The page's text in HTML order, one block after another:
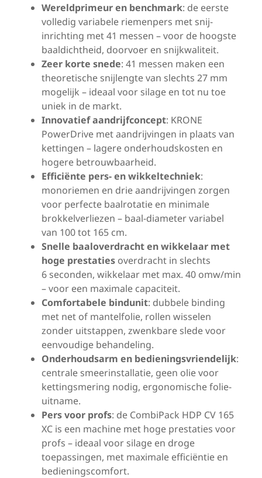
Wereldprimeur en benchmark: de eerste
volledig variabele riemenpers met snij-
inrichting met 41 messen – voor de hoogste
baaldichtheid, doorvoer en snijkwaliteit.
Zeer korte snede: 41 messen maken een
theoretische snijlengte van slechts 27 mm
mogelijk – ideaal voor silage en tot nu toe
uniek in de markt.
Innovatief aandrijfconcept: KRONE
PowerDrive met aandrijvingen in plaats van
kettingen – lagere onderhoudskosten en
hogere betrouwbaarheid.
Efficiënte pers- en wikkeltechniek:
monoriemen en drie aandrijvingen zorgen
voor perfecte baalrotatie en minimale
brokkelverliezen – baal-diameter variabel
van 100 tot 165 cm.
Snelle baaloverdracht en wikkelaar met
hoge prestaties overdracht in slechts
6 seconden, wikkelaar met max. 40 omw/min
– voor een maximale capaciteit.
Comfortabele bindunit: dubbele binding
met net of mantelfolie, rollen wisselen
zonder uitstappen, zwenkbare slede voor
eenvoudige behandeling.
Onderhoudsarm en bedieningsvriendelijk:
centrale smeerinstallatie, geen olie voor
kettingsmering nodig, ergonomische folie-
uitname.
Pers voor profs: de CombiPack HDP CV 165
XC is een machine met hoge prestaties voor
profs – ideaal voor silage en droge
toepassingen, met maximale efficiëntie en
bedieningscomfort.